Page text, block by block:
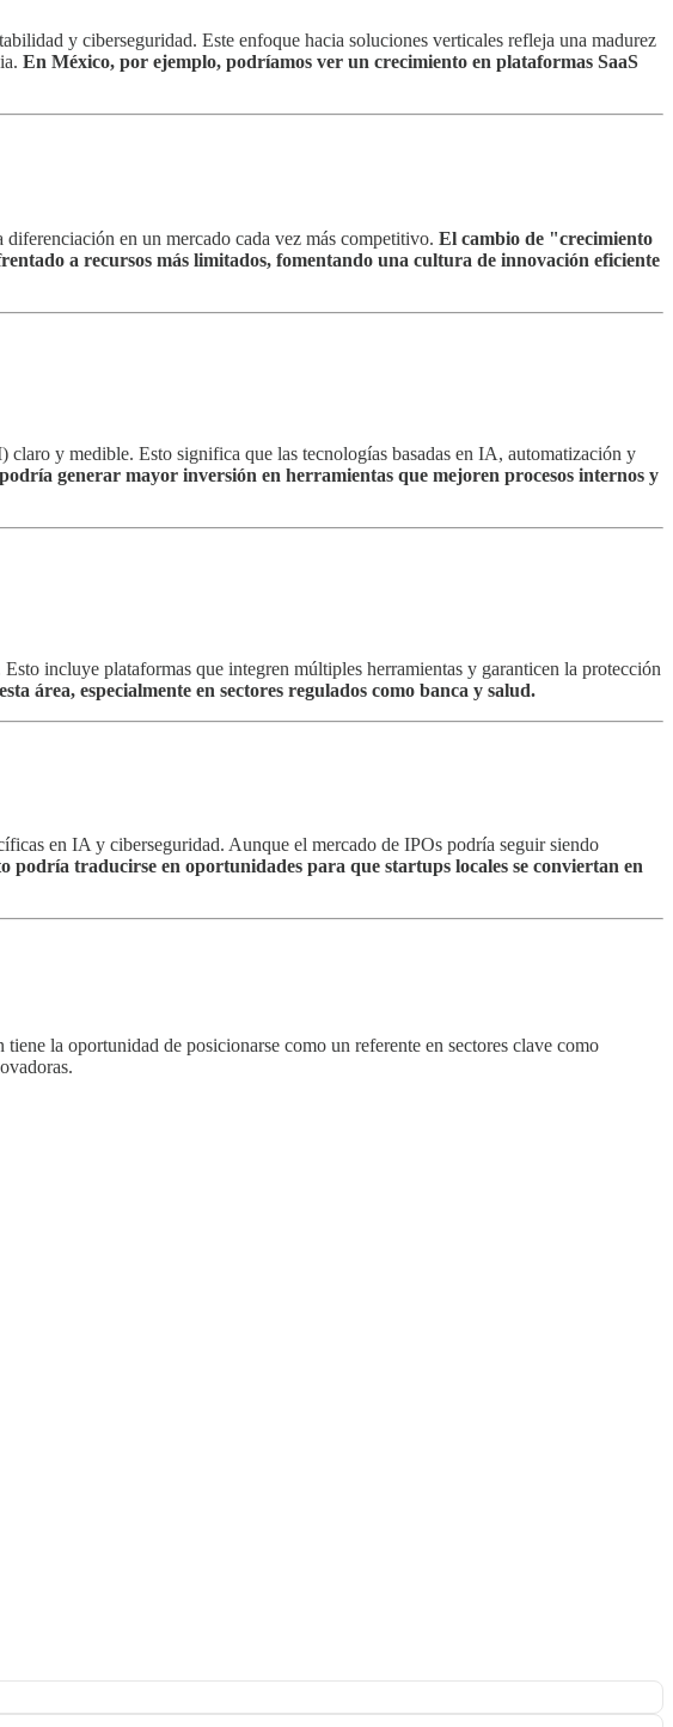
y ciberseguridad. Este enfoque hacia soluciones verticales refleja una madurez
En México, por ejemplo, podríamos ver un crecimiento en plataformas SaaS
en un mercado cada vez más competitivo. El cambio de "crecimiento
a recursos más limitados, fomentando una cultura de innovación eficiente
y medible. Esto significa que las tecnologías basadas en IA, automatización y
generar mayor inversión en herramientas que mejoren procesos internos y
incluye plataformas que integren múltiples herramientas y garanticen la protección
área, especialmente en sectores regulados como banca y salud.
en IA y ciberseguridad. Aunque el mercado de IPOs podría seguir siendo
podría traducirse en oportunidades para que startups locales se conviertan en
la oportunidad de posicionarse como un referente en sectores clave como